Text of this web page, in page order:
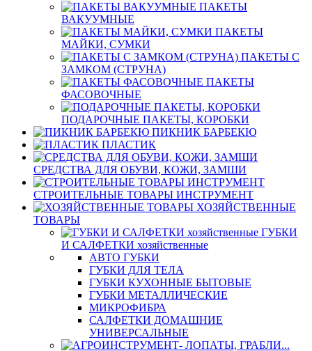
ПАКЕТЫ
ВАКУУМНЫЕ
ПАКЕТЫ
МАЙКИ, СУМКИ
ПАКЕТЫ С
ЗАМКОМ (СТРУНА)
ПАКЕТЫ
ФАСОВОЧНЫЕ
ПОДАРОЧНЫЕ ПАКЕТЫ, КОРОБКИ
ПИКНИК БАРБЕКЮ
ПЛАСТИК
СРЕДСТВА ДЛЯ ОБУВИ, КОЖИ, ЗАМШИ
СТРОИТЕЛЬНЫЕ ТОВАРЫ ИНСТРУМЕНТ
ХОЗЯЙСТВЕННЫЕ
ТОВАРЫ
ГУБКИ
И САЛФЕТКИ хозяйственные
АВТО ГУБКИ
ГУБКИ ДЛЯ ТЕЛА
ГУБКИ КУХОННЫЕ БЫТОВЫЕ
ГУБКИ МЕТАЛЛИЧЕСКИЕ
МИКРОФИБРА
САЛФЕТКИ ДОМАШНИЕ
УНИВЕРСАЛЬНЫЕ